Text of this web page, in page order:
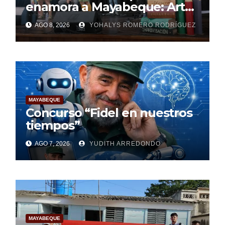
enamora a Mayabeque: Arte,
poesía y amor en la Semana
Mundial de la Lactancia
Materna
AGO 8, 2026 YOHALYS ROMERO RODRÍGUEZ
MAYABEQUE
Concurso “Fidel en nuestros
tiempos”
AGO 7, 2026 YUDITH ARREDONDO
MAYABEQUE